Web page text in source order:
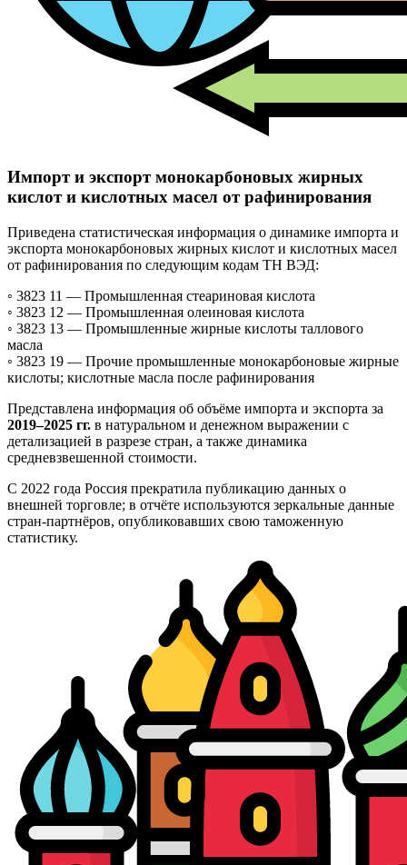
Импорт и экспорт монокарбоновых жирных
кислот и кислотных масел от рафинирования
Приведена статистическая информация о динамике импорта и
экспорта монокарбоновых жирных кислот и кислотных масел
от рафинирования по следующим кодам ТН ВЭД:
◦ 3823 11 — Промышленная стеариновая кислота
◦ 3823 12 — Промышленная олеиновая кислота
◦ 3823 13 — Промышленные жирные кислоты таллового
масла
◦ 3823 19 — Прочие промышленные монокарбоновые жирные
кислоты; кислотные масла после рафинирования
Представлена информация об объёме импорта и экспорта за
2019–2025 гг. в натуральном и денежном выражении с
детализацией в разрезе стран, а также динамика
средневзвешенной стоимости.
С 2022 года Россия прекратила публикацию данных о
внешней торговле; в отчёте используются зеркальные данные
стран-партнёров, опубликовавших свою таможенную
статистику.